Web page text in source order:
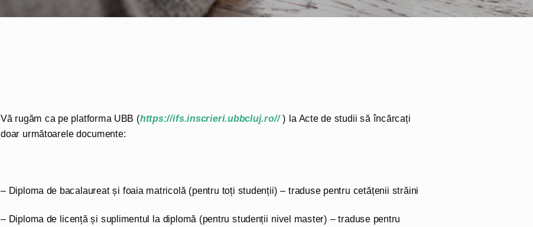
Vă rugăm ca pe platforma UBB (https://ifs.inscrieri.ubbcluj.ro// ) la Acte de studii să încărcați
doar următoarele documente:
– Diploma de bacalaureat și foaia matricolă (pentru toți studenții) – traduse pentru cetățenii străini
– Diploma de licență și suplimentul la diplomă (pentru studenții nivel master) – traduse pentru